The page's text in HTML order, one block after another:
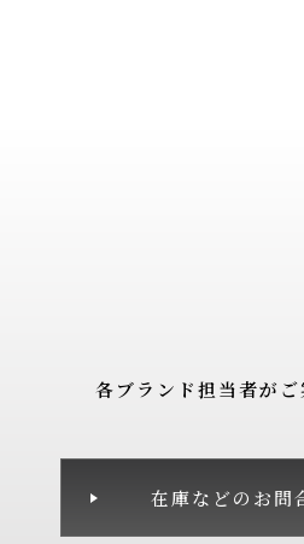
各ブランド担当者がご
在庫などのお問